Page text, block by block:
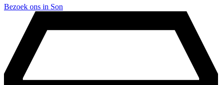
Bezoek ons in Son